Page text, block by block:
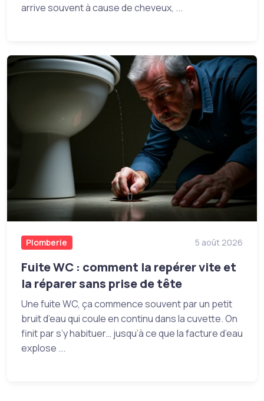
arrive souvent à cause de cheveux, ...
Plomberie 5 août 2026
Fuite WC : comment la repérer vite et
la réparer sans prise de tête
Une fuite WC, ça commence souvent par un petit
bruit d’eau qui coule en continu dans la cuvette. On
finit par s’y habituer… jusqu’à ce que la facture d’eau
explose ...